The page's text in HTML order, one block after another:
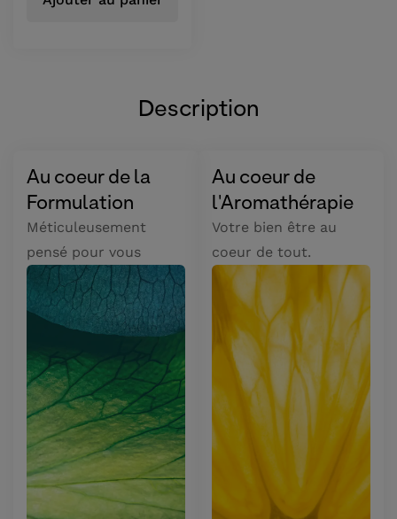
Description
Au coeur de la
Formulation
Méticuleusement
pensé pour vous
Au coeur de
l'Aromathérapie
Votre bien être au
coeur de tout.